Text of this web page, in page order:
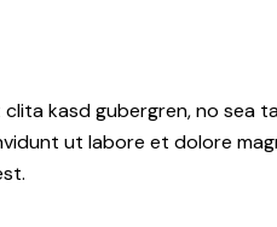
kasd gubergren, no sea
ut labore et dolore